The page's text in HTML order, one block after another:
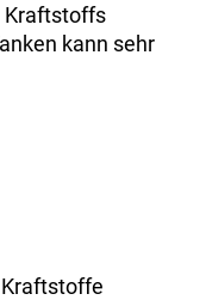
Kraftstoffs
kann sehr
Kraftstoffe